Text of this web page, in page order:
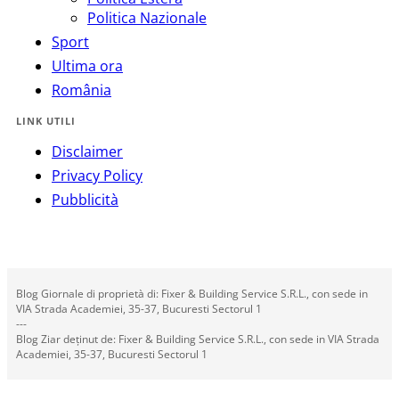
Politica Nazionale
Sport
Ultima ora
România
LINK UTILI
Disclaimer
Privacy Policy
Pubblicità
Blog Giornale di proprietà di: Fixer & Building Service S.R.L., con sede in
VIA Strada Academiei, 35-37, Bucuresti Sectorul 1
---
Blog Ziar deținut de: Fixer & Building Service S.R.L., con sede in VIA Strada
Academiei, 35-37, Bucuresti Sectorul 1